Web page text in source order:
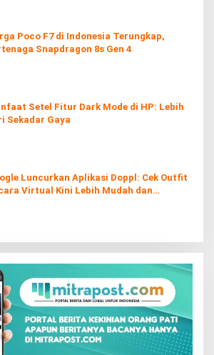
Poco F7 di Indonesia Terungkap,
Snapdragon 8s Gen 4
Setel Fitur Dark Mode di HP: Lebih
Sekadar Gaya
Luncurkan Aplikasi Doppl: Cek Outfit
Virtual Kini Lebih Mudah dan